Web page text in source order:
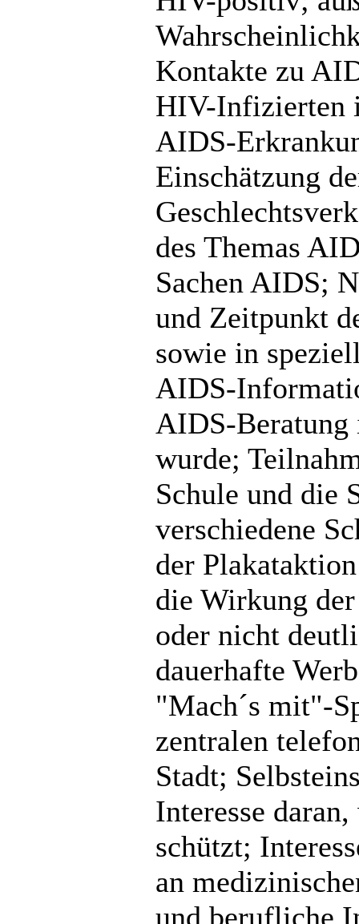
Kontakte zu
HIV-Infizierten
AIDS-
Einschätzung
des Themas
Sachen AIDS;
und Zeitpunkt
sowie in
AIDS-
AIDS-Beratung
wurde;
Schule und die
verschiedene
der
die Wirkung
oder nicht
dauerhafte
"Mach´s mit"-
zentralen
Stadt;
Interesse
schützt;
an
und berufliche